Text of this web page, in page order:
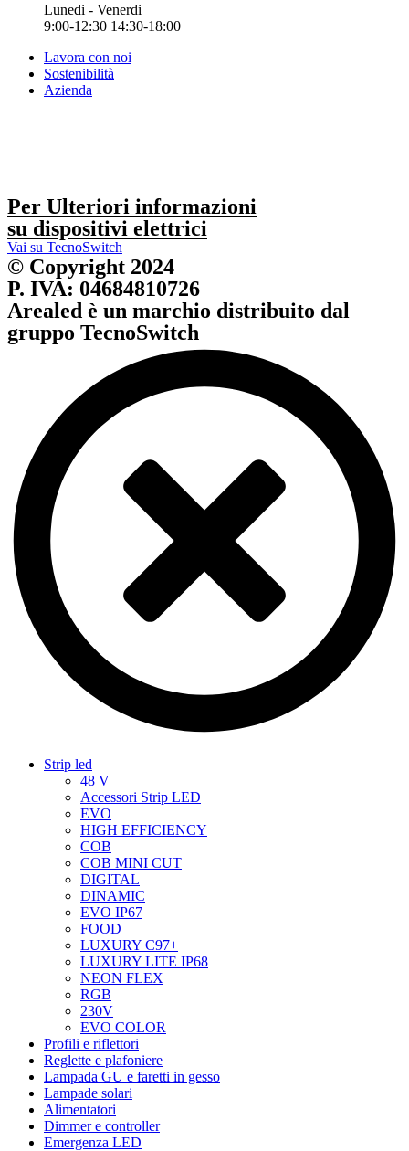
Lunedi - Venerdi
9:00-12:30 14:30-18:00
Lavora con noi
Sostenibilità
Azienda
Per Ulteriori informazioni
su dispositivi elettrici
Vai su TecnoSwitch
© Copyright 2024
P. IVA: 04684810726
Arealed è un marchio distribuito dal
gruppo TecnoSwitch
Strip led
48 V
Accessori Strip LED
EVO
HIGH EFFICIENCY
COB
COB MINI CUT
DIGITAL
DINAMIC
EVO IP67
FOOD
LUXURY C97+
LUXURY LITE IP68
NEON FLEX
RGB
230V
EVO COLOR
Profili e riflettori
Reglette e plafoniere
Lampada GU e faretti in gesso
Lampade solari
Alimentatori
Dimmer e controller
Emergenza LED